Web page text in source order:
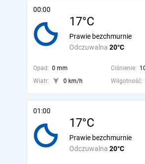
00:00
17°C
Odczuwalna 20°C
Prawie bezchmurnie
Opad: 0 mm Ciśnienie:
Wiatr:
0 km/h Wilgotność:
01:00
17°C
Odczuwalna 20°C
Prawie bezchmurnie